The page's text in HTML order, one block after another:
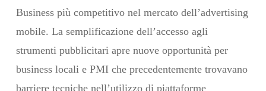
Business più competitivo nel mercato dell’advertising
mobile. La semplificazione dell’accesso agli
strumenti pubblicitari apre nuove opportunità per
business locali e PMI che precedentemente trovavano
barriere tecniche nell’utilizzo di piattaforme